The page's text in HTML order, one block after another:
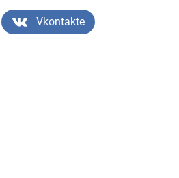
Vkontakte